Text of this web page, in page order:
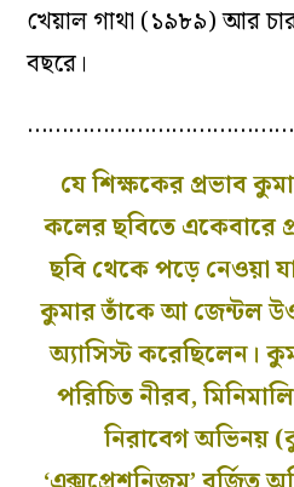
খেয়াল গাথা(১৯৮৯) আর
বছরে।
যে শিক্ষকের প্রভাব
কলের ছবিতে একেবারে
ছবি থেকে পড়ে নেওয়া
কুমার তাঁকেআ জেন্টল
অ্যাসিস্ট করেছিলেন।
পরিচিত নীরব,
নিরাবেগ অভিনয়